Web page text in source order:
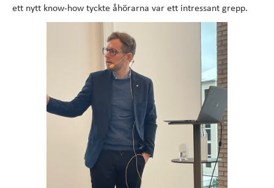
ett nytt know-how tyckte åhörarna var ett intressant grepp.